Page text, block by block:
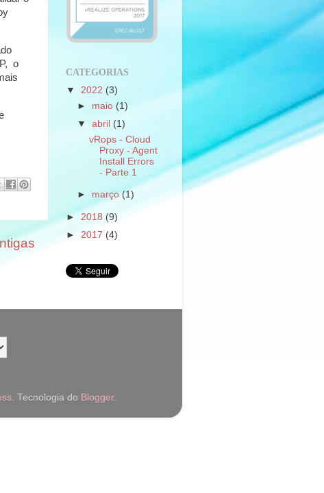
o
CATEGORIAS
▼ 2022 (3)
► maio (1)
▼abril (1)
vRops - Cloud
Proxy - Agent
Install Errors
- Parte 1
► março(1)
► 2018 (9)
► 2017 (4)
. Tecnologia do Blogger.